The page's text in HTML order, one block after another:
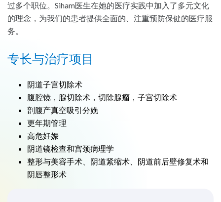
过多个职位。Siham医生在她的医疗实践中加入了多元文化
的理念，为我们的患者提供全面的、注重预防保健的医疗服
务。
专长与治疗项目
阴道子宫切除术
腹腔镜，腺切除术，切除腺瘤，子宫切除术
剖腹产真空吸引分娩
更年期管理
高危妊娠
阴道镜检查和宫颈病理学
整形与美容手术、阴道紧缩术、阴道前后壁修复术和
阴唇整形术